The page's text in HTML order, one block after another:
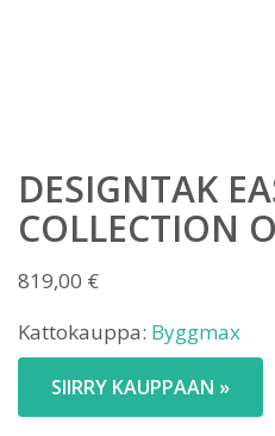
DESIGNTAK
COLLECTION
819,00 €
Kattokauppa: Byggmax
SIIRRY KAUPPAAN »